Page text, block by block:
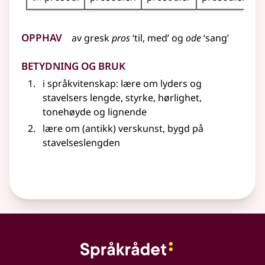
Opphav av greskpros‘til, med’ og ode‘sang’
Betydning og bruk
i språkvitenskap: lære om lyders og
stavelsers lengde, styrke, hørlighet,
tonehøydeog lignende
lære om (antikk) verskunst, bygd på
stavelseslengden